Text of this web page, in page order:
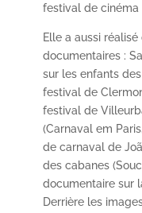
festival de cinéma
Elle a aussi
documentaires :
sur les enfants
festival de
festival de
(Carnaval em
de carnaval de
des cabanes
documentaire sur
Derrière les